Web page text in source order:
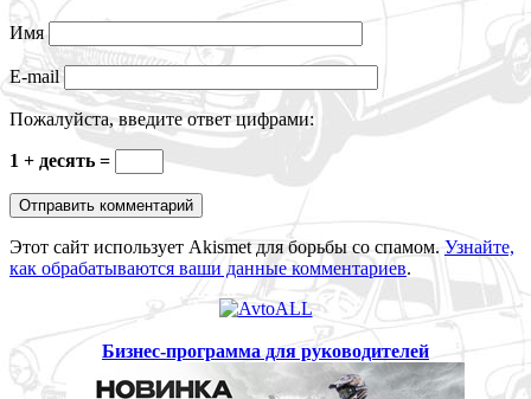
Имя
E-mail
Пожалуйста, введите ответ цифрами:
1 + десять =
Этот сайт использует Akismet для борьбы со спамом. Узнайте,
как обрабатываются ваши данные комментариев.
Бизнес-программа для руководителей